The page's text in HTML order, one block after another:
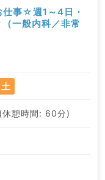
仕事☆週1～4日・
一般内科／非常
土
憩時間: 60分)